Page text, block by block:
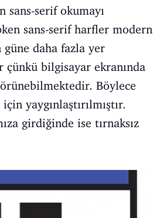
serif okumayı
sans-serif harfler modern
güne daha fazla yer
çünkü bilgisayar ekranında
Böylece
yaygınlaştırılmıştır.
girdiğinde ise tırnaksız